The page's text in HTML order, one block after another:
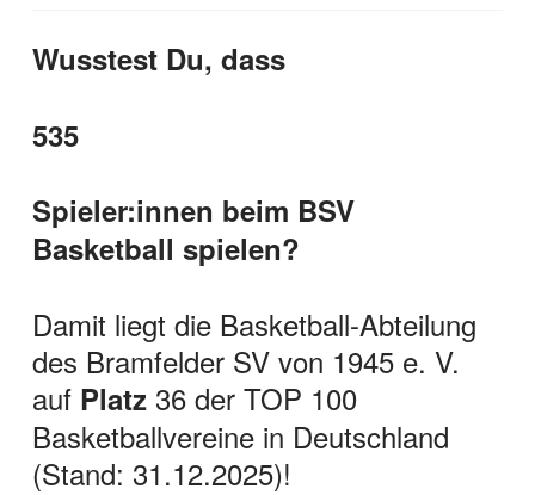
Wusstest Du, dass
535
Spieler:innen beim BSV
Basketball spielen?
Damit liegt die Basketball-Abteilung
des Bramfelder SV von 1945 e. V.
auf Platz 36 der TOP 100
Basketballvereine in Deutschland
(Stand: 31.12.2025)!